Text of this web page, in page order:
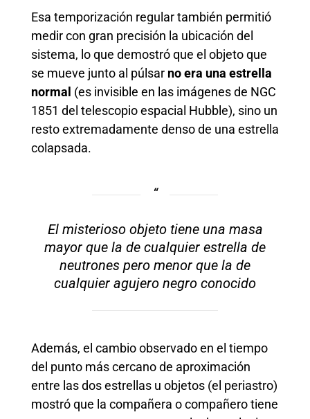
Esa temporización regular también permitió
medir con gran precisión la ubicación del
sistema, lo que demostró que el objeto que
se mueve junto al púlsar no era una estrella
normal (es invisible en las imágenes de NGC
1851 del telescopio espacial Hubble), sino un
resto extremadamente denso de una estrella
colapsada.
El misterioso objeto tiene una masa
mayor que la de cualquier estrella de
neutrones pero menor que la de
cualquier agujero negro conocido
Además, el cambio observado en el tiempo
del punto más cercano de aproximación
entre las dos estrellas u objetos (el periastro)
mostró que la compañera o compañero tiene